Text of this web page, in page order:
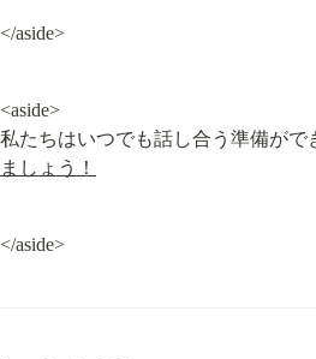
</aside>
<aside>
私たちはいつでも話し合う準備がで
ましょう！
</aside>